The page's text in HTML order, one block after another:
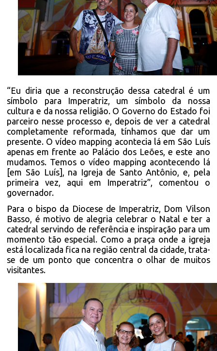
“Eu diria que a reconstrução dessa catedral é um
símbolo para Imperatriz, um símbolo da nossa
cultura e da nossa religião. O Governo do Estado foi
parceiro nesse processo e, depois de ver a catedral
completamente reformada, tínhamos que dar um
presente. O vídeo mapping acontecia lá em São Luís
apenas em frente ao Palácio dos Leões, e este ano
mudamos. Temos o vídeo mapping acontecendo lá
[em São Luís], na Igreja de Santo Antônio, e, pela
primeira vez, aqui em Imperatriz”, comentou o
governador.
Para o bispo da Diocese de Imperatriz, Dom Vilson
Basso, é motivo de alegria celebrar o Natal e ter a
catedral servindo de referência e inspiração para um
momento tão especial. Como a praça onde a igreja
está localizada fica na região central da cidade, trata-
se de um ponto que concentra o olhar de muitos
visitantes.